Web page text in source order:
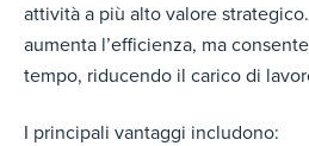
attività a più alto valore
aumenta l’efficienza, ma
tempo, riducendo il carico di
I principali vantaggi includono: